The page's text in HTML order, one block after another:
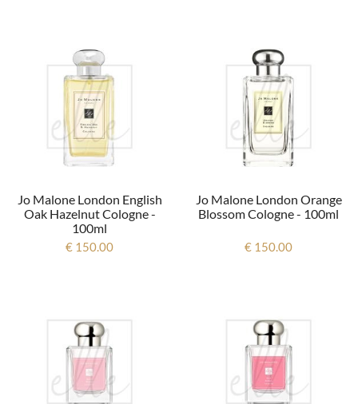
Jo Malone London English
Oak Hazelnut Cologne -
100ml
€ 150.00
Jo Malone London Orange
Blossom Cologne - 100ml
€ 150.00